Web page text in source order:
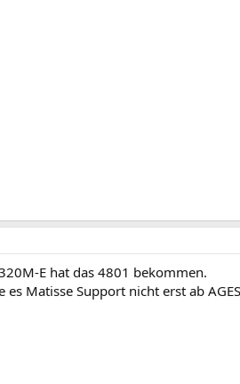
E hat das 4801 bekommen.
Matisse Support nicht erst ab